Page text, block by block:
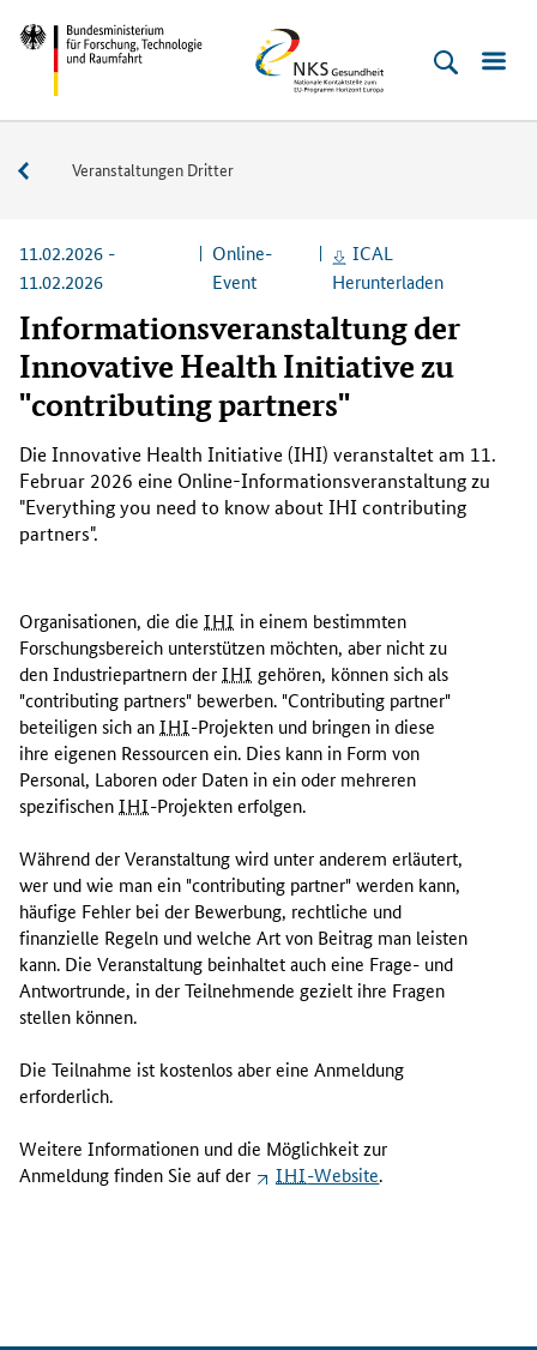
Direkt
zum
Inhalt
(Eingabetaste)
Direkt
zum
Hauptmenu
(Eingabetaste)
Direkt
zur
Suche
(Eingabetaste)
Direkt
zur
Fußleiste
(Enter)
Bundesministerium
und
NKS
Gesundheit
Veranstaltungen
Veranstaltungen Dritter
11.02.2026 -
11.02.2026
Online-
Event
ICAL
Herunterladen
Informationsveranstaltung der
Innovative Health Initiative zu
"contributing partners"
DieInnovative Health Initiative (IHI) veranstaltet am 11.
Februar 2026 eine Online-Informationsveranstaltung zu
"Everything you need to know about IHI contributing
partners".
Organisationen, die die IHI in einem bestimmten
Forschungsbereich unterstützen möchten, aber nicht zu
den Industriepartnern derIHI gehören, können sich als
"contributing partners" bewerben. "Contributing partner"
beteiligen sich anIHI-Projekten und bringen in diese
ihre eigenen Ressourcen ein. Dies kann in Form von
Personal, Laboren oder Daten in ein oder mehreren
spezifischenIHI-Projekten erfolgen.
Während der Veranstaltung wird unter anderem erläutert,
wer und wie man ein "contributing partner" werden kann,
häufige Fehler bei der Bewerbung, rechtliche und
finanzielle Regeln und welche Art von Beitrag man leisten
kann. Die Veranstaltung beinhaltet auch eine Frage- und
Antwortrunde, in der Teilnehmende gezielt ihre Fragen
stellen können.
Die Teilnahme ist kostenlos aber eine Anmeldung
erforderlich.
Weitere Informationen und die Möglichkeit zur
Anmeldung finden Sie auf der
IHI-Website.